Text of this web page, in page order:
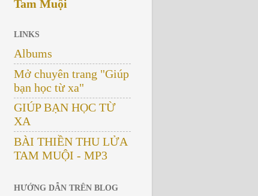
Tam Muội
LINKS
Albums
Mở chuyên trang "Giúp
bạn học từ xa"
GIÚP BẠN HỌC TỪ
XA
BÀI THIỀN THU LỬA
TAM MUỘI - MP3
HƯỚNG DẪN TRÊN BLOG